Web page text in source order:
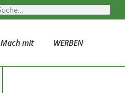
Mach mit WERBEN